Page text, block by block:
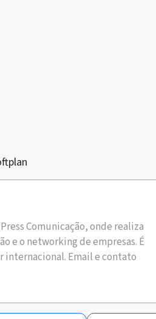
Comunicação, onde realiza
e o networking de empresas. É
internacional. Email e contato